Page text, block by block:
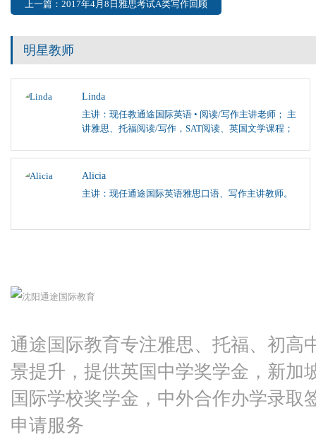
上一篇：2017年4月8日雅思考试A类写作回顾
明星教师
Linda
主讲：现任教通途国际英语 • 阅读/写作主讲老师； 主
讲雅思、托福阅读/写作，SAT阅读、英国文学课程；
Alicia
主讲：现任通途国际英语雅思口语、写作主讲教师。
通途国际教育专注雅思、托福、初高
景提升，提供英国中学奖学金，新加
国际学校奖学金，中外合作办学录取
申请服务